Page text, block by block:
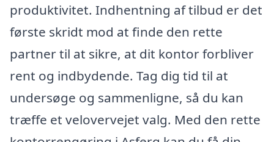
produktivitet. Indhentning af tilbud er det
første skridt mod at finde den rette
partner til at sikre, at dit kontor forbliver
rent og indbydende. Tag dig tid til at
undersøge og sammenligne, så du kan
træffe et velovervejet valg. Med den rette